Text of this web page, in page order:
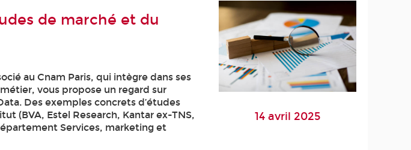
de marché et du
au Cnam Paris, qui intègre dans ses
vous propose un regard sur
Des exemples concrets d’études
(BVA, Estel Research, Kantar ex-TNS,
Services, marketing et
14 avril 2025